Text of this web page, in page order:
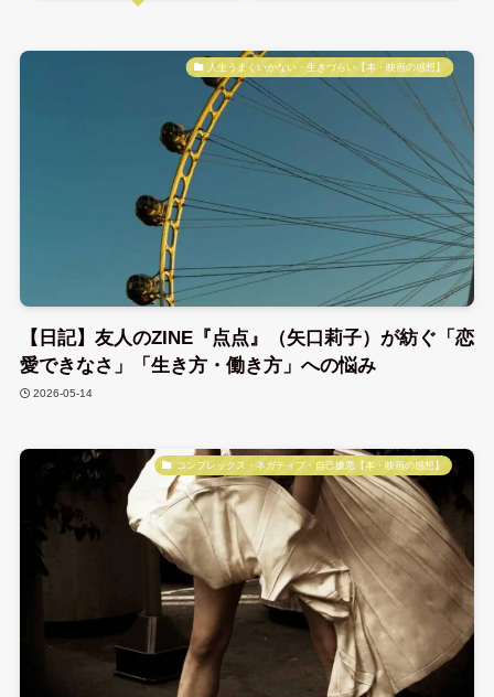
人生うまくいかない・生きづらい【本・映画の感想】
【日記】友人のZINE『点点』（矢口莉子）が紡ぐ「恋
愛できなさ」「生き方・働き方」への悩み
2026-05-14
コンプレックス・ネガティブ・自己嫌悪【本・映画の感想】